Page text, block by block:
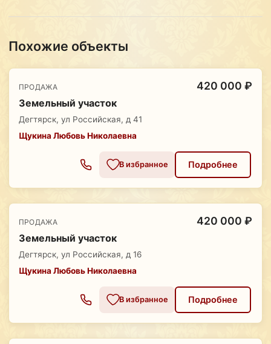
Похожие объекты
ПРОДАЖА 420 000 ₽
Земельный участок
Дегтярск, ул Российская, д 41
Щукина Любовь Николаевна
В избранное Подробнее
ПРОДАЖА 420 000 ₽
Земельный участок
Дегтярск, ул Российская, д 16
Щукина Любовь Николаевна
В избранное Подробнее